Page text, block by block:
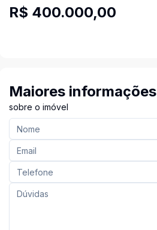
R$ 400.000,00
Maiores informações
sobre o imóvel